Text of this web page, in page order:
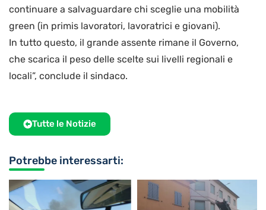
continuare a salvaguardare chi sceglie una mobilità
green (in primis lavoratori, lavoratrici e giovani).
In tutto questo, il grande assente rimane il Governo,
che scarica il peso delle scelte sui livelli regionali e
locali”, conclude il sindaco.
Tutte le Notizie
Potrebbe interessarti: